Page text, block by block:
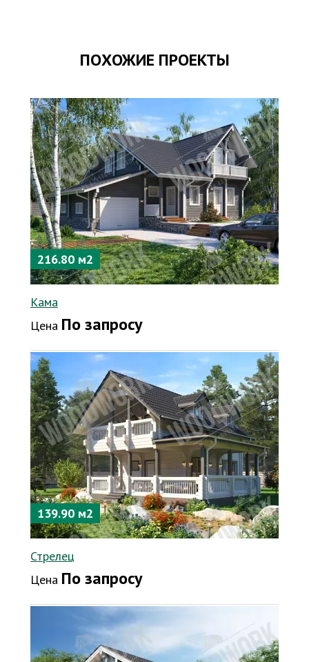
ПОХОЖИЕ ПРОЕКТЫ
216.80 м2
Кама
Цена По запросу
139.90 м2
Стрелец
Цена По запросу